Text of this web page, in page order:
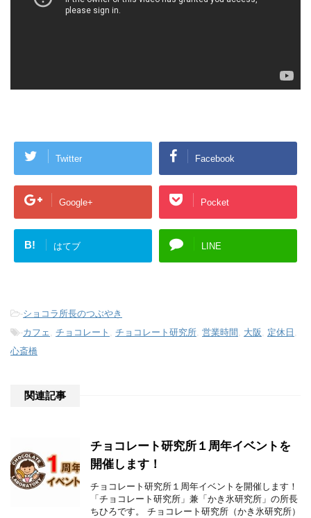
Twitter Facebook
Google+ Pocket
B! はてブ LINE
-ショコラ所長のつぶやき
-カフェ , チョコレート , チョコレート研究所, 営業時間 , 大阪 , 定休日 ,
心斎橋
関連記事
チョコレート研究所１周年イベントを
開催します！
チョコレート研究所１周年イベントを開催します！
「チョコレート研究所」兼「かき氷研究所」の所長
ちひろです。 チョコレート研究所（かき氷研究所）